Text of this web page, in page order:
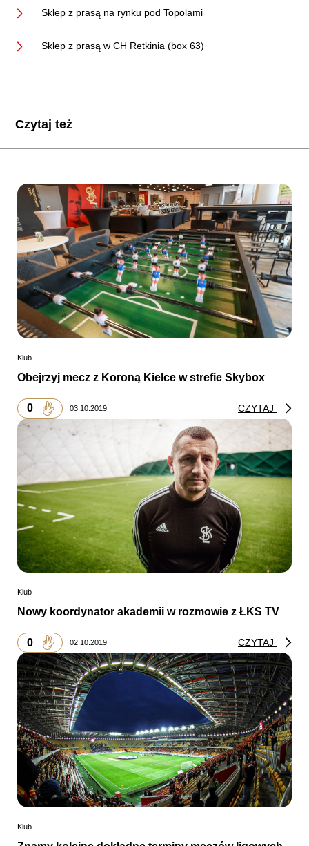
Sklep z prasą na rynku pod Topolami
Sklep z prasą w CH Retkinia (box 63)
Czytaj też
Klub
Obejrzyj mecz z Koroną Kielce w strefie Skybox
0 03.10.2019 CZYTAJ
Klub
Nowy koordynator akademii w rozmowie z ŁKS TV
0 02.10.2019 CZYTAJ
Klub